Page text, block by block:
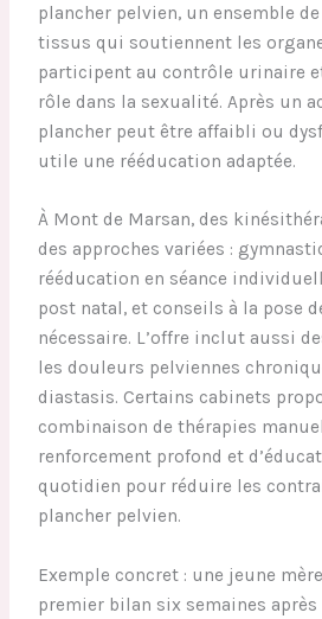
plancher pelvien, un ensemble
tissus qui soutiennent les
participent au contrôle urinaire
rôle dans la sexualité. Après un
plancher peut être affaibli ou
utile une rééducation adaptée.
À Mont de Marsan, des
des approches variées :
rééducation en séance
post natal, et conseils à la pose
nécessaire. L’offre inclut aussi
les douleurs pelviennes
diastasis. Certains cabinets
combinaison de thérapies
renforcement profond et
quotidien pour réduire les
plancher pelvien.
Exemple concret : une jeune
premier bilan six semaines après